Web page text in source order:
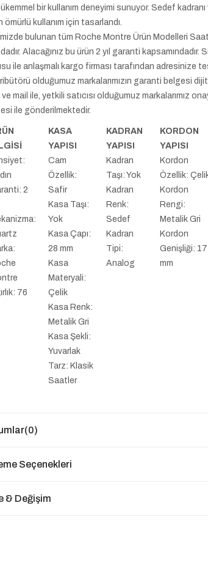
bir kullanım deneyimi sunuyor. Sedef kadranı
ömürlü kullanım için tasarlandı.
bulunan tüm Roche Montre Ürün Modelleri
Alacağınız bu ürün 2 yıl garanti kapsamındadır.
ile anlaşmalı kargo firması tarafından adresinize
olduğumuz markalarımızın garanti belgesi
mail ile, yetkili satıcısı olduğumuz markalarımız
ile gönderilmektedir.
2
76
KASA
YAPISI
Cam
Özellik:
Safir
Kasa Taşı:
Yok
Kasa Çapı:
28 mm
Kasa
Materyali:
Çelik
Kasa Renk:
Metalik Gri
Kasa Şekli:
Yuvarlak
Tarz: Klasik
Saatler
KADRAN
YAPISI
Kadran
Taşı: Yok
Kadran
Renk:
Sedef
Kadran
Tipi:
Analog
KORDON
YAPISI
Kordon
Özellik:
Kordon
Rengi:
Metalik Gri
Kordon
Genişliği: 17
mm
(0)
Seçenekleri
& Değişim